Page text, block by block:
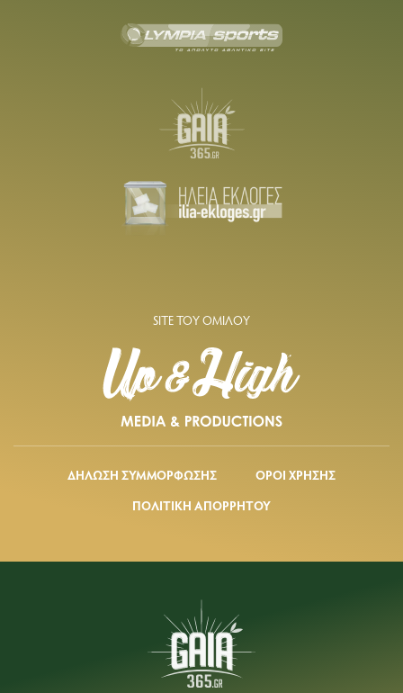
SITE ΤΟΥ ΟΜΙΛΟΥ
ΔΗΛΩΣΗ ΣΥΜΜΟΡΦΩΣΗΣ
ΟΡΟΙ ΧΡΗΣΗΣ
ΠΟΛΙΤΙΚΗ ΑΠΟΡΡΗΤΟΥ